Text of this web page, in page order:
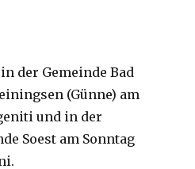
der Gemeinde Bad
(Günne) am
und in der
Soest am Sonntag